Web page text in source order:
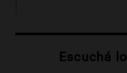
Más de 1.300 vuelos
Escuchá